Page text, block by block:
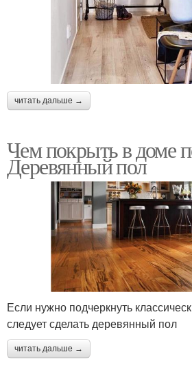
читать дальше →
Чем покрыть в доме
Деревянный пол
Если нужно подчеркнуть
следует сделать деревянный пол
читать дальше →